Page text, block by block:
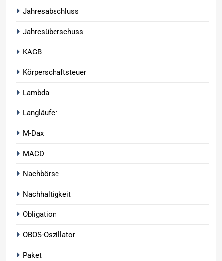
Jahresabschluss
Jahresüberschuss
KAGB
Körperschaftsteuer
Lambda
Langläufer
M-Dax
MACD
Nachbörse
Nachhaltigkeit
Obligation
OBOS-Oszillator
Paket